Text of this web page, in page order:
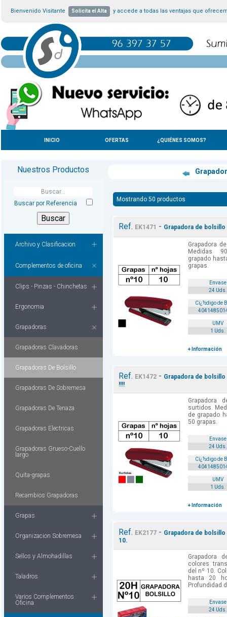
Bienvenido Visitante Solicita el Alta y accede a todas las ventajas que
INICIO OFERTAS ¿QUIÉNES SOMOS?
Nuestros Productos
Buscar por Referencia
Archivo y Clasificacion
Complementos de oficina
Clips - Pinzas - Chinchetas
Ergonomia
Grapadoras
Grapadoras Clavadoras
Grapadoras De Bolsillo
Grapadoras De Sobremesa
Grapadoras De Tenaza
Grapadoras Electricas
Grapadoras Grueso-Cuello
largo
Quita-grapas
Recambios Grapadoras
Grapas
Organizacion Sobremesa
Sellos y Almohadillas
Taladros
Varios Complementos
Oficina
Mostrando 50 productos
Ref. EK1471 - Grapadora de
Grapadora
Medidas
grapado
grapas.
Envase
24 Uds.
Cï¿½digo de
UMV
1 Uds.
+ Información
Ref. EK1472- Grapadora de
!!!!
Grapadora
surtidos.
de grapado
50 grapas.
Envase
24 Uds.
Cï¿½digo de
UMV
1 Uds.
+ Información
Ref. EK2177- Grapadora de
10.
Grapadora
colores
del nº 10.
hasta 20
Profundidad
Envase
24 Uds.